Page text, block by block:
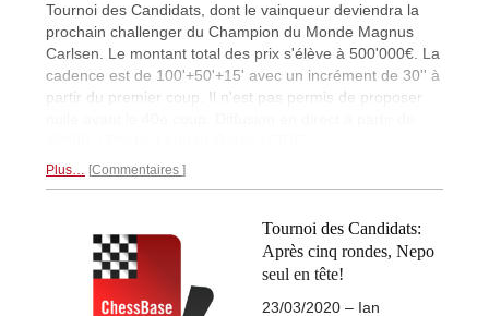
Tournoi des Candidats, dont le vainqueur deviendra la
prochain challenger du Champion du Monde Magnus
Carlsen. Le montant total des prix s'élève à 500'000€. La
cadence est de 100'+50'+15' avec un incrément de 30'' à
partir du premier coup. Il n'est pas permis de proposer
Plus… Commentaires
Tournoi des Candidats:
Après cinq rondes, Nepo
seul en tête!
23/03/2020 – Ian